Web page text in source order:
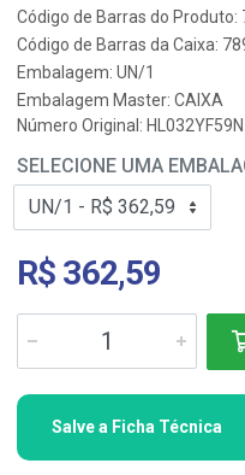
Código de Barras do Produto:
Código de Barras da Caixa:
Embalagem: UN/1
Embalagem Master: CAIXA
Número Original: HL032YF59N
SELECIONE UMA
R$ 362,59
Salve a Ficha Técnica